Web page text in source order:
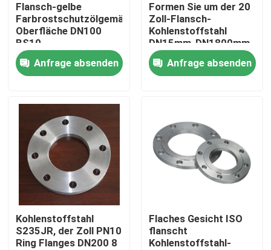
Produkte
Stahlrohr-Flansch
ANSI-Rohr-Flansch
GOST Standard-Flansche
Flansch BS 4504
Flansch en 1092
Flansch-gelbe
Farbrostschutzölgemälde-
Oberfläche DN100
BS10
Anfrage absenden
Formen Sie um der 20
Zoll-Flansch-
Kohlenstoffstahl
DN15mm-DN1800mm
Anfrage absenden
Kohlenstoffstahl
S235JR, der Zoll PN10
Ring Flanges DN200 8
Flaches Gesicht ISO
flanscht
Kohlenstoffstahl-